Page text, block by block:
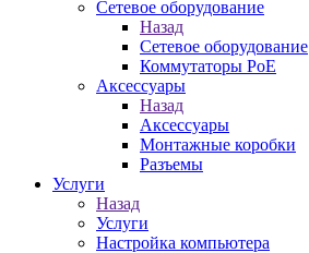
Сетевое оборудование
Назад
Сетевое оборудование
Коммутаторы PoE
Аксессуары
Назад
Аксессуары
Монтажные коробки
Разъемы
Услуги
Назад
Услуги
Настройка компьютера